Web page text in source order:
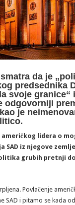
da je
predsednika
svoje granice“
odgovorniji
je
američkog lidera o
SAD iz njegove
grubih pretnji
Povlačenje
SAD i pitamo se kada